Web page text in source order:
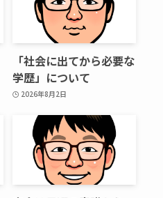
「社会に出てから必要な
学歴」について
2026年8月2日